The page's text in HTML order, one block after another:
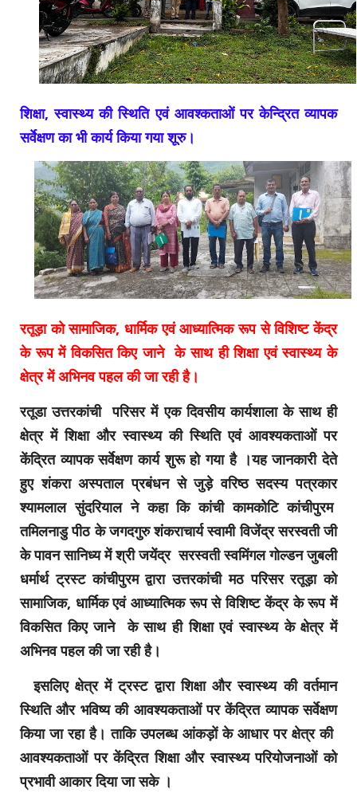
शिक्षा, स्वास्थ्य की स्थिति एवं आवश्कताओं पर केन्द्रित व्यापक
सर्वेक्षण का भी कार्य किया गया शूरु।
रतूड़ा को सामाजिक, धार्मिक एवं आध्यात्मिक रूप से विशिष्ट केंद्र
के रूप में विकसित किए जाने के साथ ही शिक्षा एवं स्वास्थ्य के
क्षेत्र में अभिनव पहल की जा रही है।
रतूडा उत्तरकांची परिसर में एक दिवसीय कार्यशाला के साथ ही
क्षेत्र में शिक्षा और स्वास्थ्य की स्थिति एवं आवश्यकताओं पर
केंद्रित व्यापक सर्वेक्षण कार्य शुरू हो गया है ।यह जानकारी देते
हुए शंकरा अस्पताल प्रबंधन से जुड़े वरिष्ठ सदस्य पत्रकार
श्यामलाल सुंदरियाल ने कहा कि कांची कामकोटि कांचीपुरम
तमिलनाडु पीठ के जगदगुरु शंकराचार्य स्वामी विजेंद्र सरस्वती जी
के पावन सानिध्य में श्री जयेंद्र सरस्वती स्वमिंगल गोल्डन जुबली
धर्मार्थ ट्रस्ट कांचीपुरम द्वारा उत्तरकांची मठ परिसर रतूड़ा को
सामाजिक, धार्मिक एवं आध्यात्मिक रूप से विशिष्ट केंद्र के रूप में
विकसित किए जाने के साथ ही शिक्षा एवं स्वास्थ्य के क्षेत्र में
अभिनव पहल की जा रही है।
इसलिए क्षेत्र में ट्रस्ट द्वारा शिक्षा और स्वास्थ्य की वर्तमान
स्थिति और भविष्य की आवश्यकताओं पर केंद्रित व्यापक सर्वेक्षण
किया जा रहा है। ताकि उपलब्ध आंकड़ों के आधार पर क्षेत्र की
आवश्यकताओं पर केंद्रित शिक्षा और स्वास्थ्य परियोजनाओं को
प्रभावी आकार दिया जा सके ।